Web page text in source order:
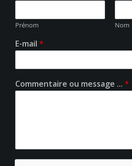
Prénom Nom
E-mail *
Commentaire ou message ... *